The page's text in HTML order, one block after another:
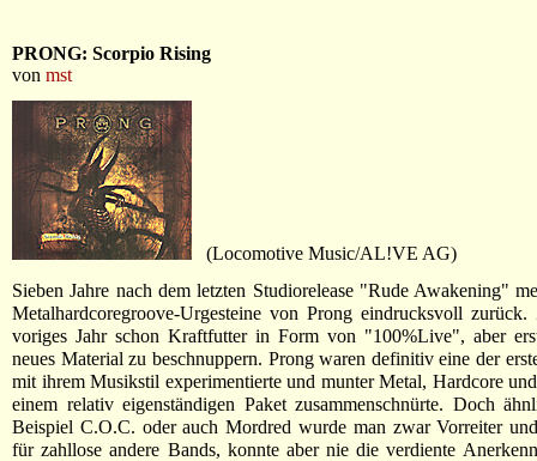
PRONG: Scorpio Rising
von mst
(Locomotive Music/AL!VE AG)
Sieben Jahre nach dem letzten Studiorelease "Rude Awakening"
Metalhardcoregroove-Urgesteine von Prong eindrucksvoll
voriges Jahr schon Kraftfutter in Form von "100%Live", aber
neues Material zu beschnuppern. Prong waren definitiv eine der
mit ihrem Musikstil experimentierte und munter Metal, Hardcore
einem relativ eigenständigen Paket zusammenschnürte. Doch
Beispiel C.O.C. oder auch Mordred wurde man zwar Vorreiter
für zahllose andere Bands, konnte aber nie die verdiente